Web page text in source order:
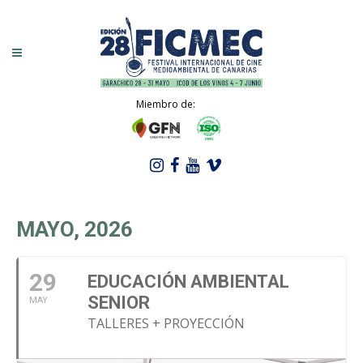
Miembro de:
MAYO, 2026
29
MAY
EDUCACIÓN AMBIENTAL
SENIOR
TALLERES + PROYECCIÓN